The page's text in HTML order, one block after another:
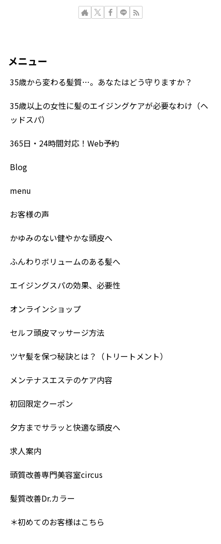
メニュー
35歳から変わる髪質…。あなたはどう守りますか？
35歳以上の女性に髪のエイジングケアが必要なわけ（ヘ
ッドスパ）
365日・24時間対応！Web予約
Blog
menu
お客様の声
かゆみのない健やかな頭皮へ
ふんわりボリュームのある髪へ
エイジングスパの効果、必要性
オンラインショップ
セルフ頭皮マッサージ方法
ツヤ髪を保つ秘訣とは？（トリートメント）
メンテナスエステのケア内容
初回限定クーポン
夕方までサラッと快適な頭皮へ
求人案内
頭質改善専門美容室circus
髪質改善Dr.カラー
＊初めてのお客様はこちら